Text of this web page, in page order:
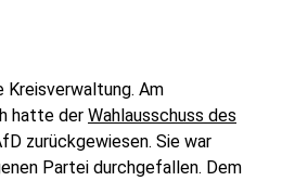
Am
hatte der Wahlausschuss des
zurückgewiesen. Sie war
Partei durchgefallen. Dem